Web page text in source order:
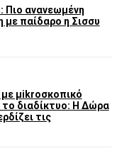
Πιο ανανεωμένη
με παίδαρο η Σισσυ
μikroσκοπικό
διαδίκτυο: Η Δώρα
τις